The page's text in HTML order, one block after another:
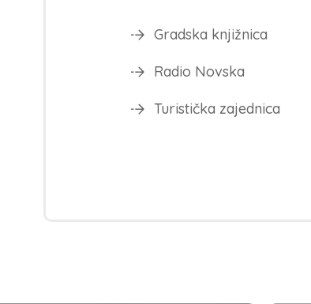
Gradska knjižnica
Radio Novska
Turistička zajednica